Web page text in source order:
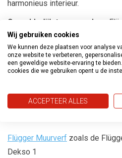
harmonieus interieur.
Gemakkelijk te verwerken
:
te brengen en zorgt voor een
resultaat zonder strepen of
geschikt voor zowel doe-het-
Laat je favorieteFlügger 80
Flüggerproducten, zoals de
Flügger Muurverf zoals de
Dekso 1
Wij gebruiken cookies
We kunnen deze plaatsen voor analyse
onze website te verbeteren,
een geweldige website-ervaring te
cookies die we gebruiken opent u de
ACCEPTEER ALLES